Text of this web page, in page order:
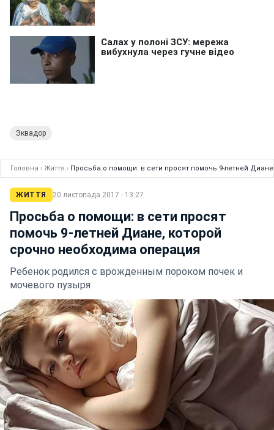
Эквадор
Головна › Життя › Просьба о помощи: в сети просят помочь 9-летней
ЖИТТЯ 20 листопада 2017 · 13:27
Просьба о помощи: в сети просят
помочь 9-летней Диане, которой
срочно необходима операция
Ребенок родился с врожденным пороком почек и
мочевого пузыря